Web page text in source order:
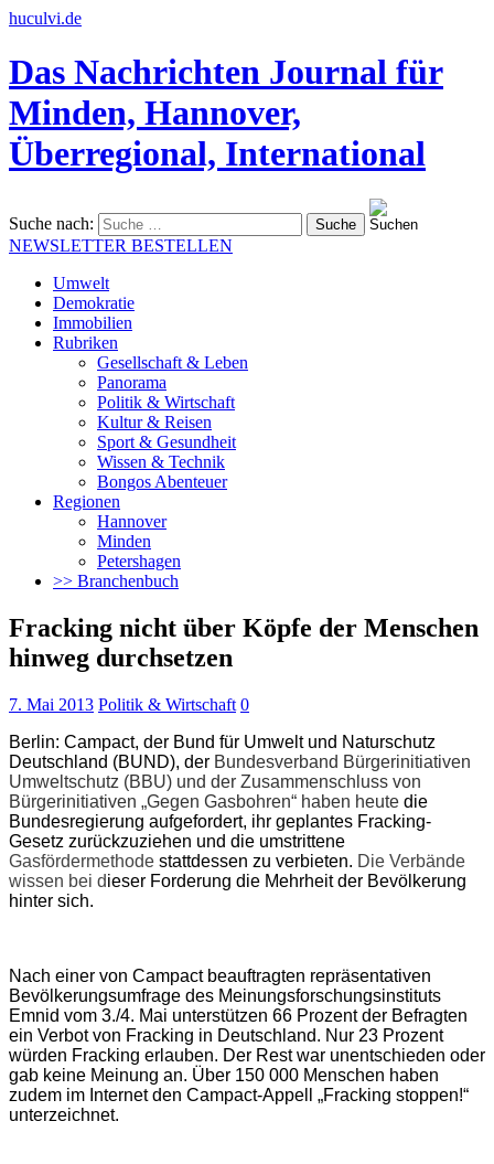
huculvi.de
Das Nachrichten Journal für
Minden, Hannover,
Überregional, International
Suche nach:
NEWSLETTER BESTELLEN
Umwelt
Demokratie
Immobilien
Rubriken
Gesellschaft & Leben
Panorama
Politik & Wirtschaft
Kultur & Reisen
Sport & Gesundheit
Wissen & Technik
Bongos Abenteuer
Regionen
Hannover
Minden
Petershagen
>> Branchenbuch
Fracking nicht über Köpfe der Menschen
hinweg durchsetzen
7. Mai 2013 Politik & Wirtschaft 0
Berlin: Campact, der Bund für Umwelt und Naturschutz
Deutschland (BUND), der Bundesverband Bürgerinitiativen
Umweltschutz (BBU) und der Zusammenschluss von
Bürgerinitiativen „Gegen Gasbohren“ haben heute die
Bundesregierung aufgefordert, ihr geplantes Fracking-
Gesetz zurückzuziehen und die umstrittene
Gasfördermethode stattdessen zu verbieten. Die Verbände
wissen bei dieser Forderung die Mehrheit der Bevölkerung
hinter sich.
Nach einer von Campact beauftragten repräsentativen
Bevölkerungsumfrage des Meinungsforschungsinstituts
Emnid vom 3./4. Mai unterstützen 66 Prozent der Befragten
ein Verbot von Fracking in Deutschland. Nur 23 Prozent
würden Fracking erlauben. Der Rest war unentschieden oder
gab keine Meinung an. Über 150 000 Menschen haben
zudem im Internet den Campact-Appell „Fracking stoppen!“
unterzeichnet.